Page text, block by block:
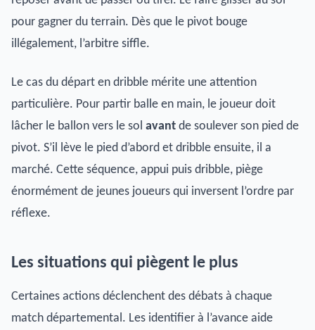
pour gagner du terrain. Dès que le pivot bouge
illégalement, l’arbitre siffle.
Le cas du départ en dribble mérite une attention
particulière. Pour partir balle en main, le joueur doit
lâcher le ballon vers le sol avant de soulever son pied de
pivot. S’il lève le pied d’abord et dribble ensuite, il a
marché. Cette séquence, appui puis dribble, piège
énormément de jeunes joueurs qui inversent l’ordre par
réflexe.
Les situations qui piègent le plus
Certaines actions déclenchent des débats à chaque
match départemental. Les identifier à l’avance aide